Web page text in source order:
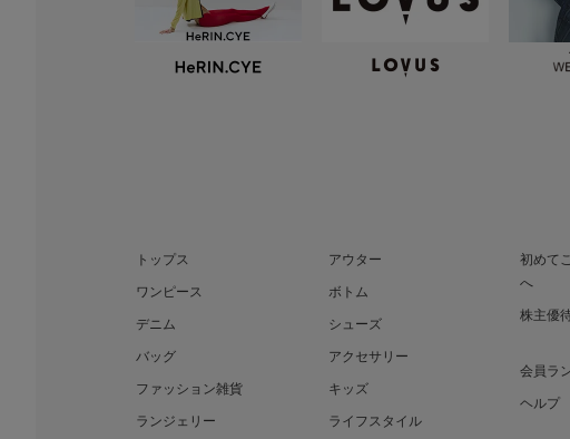
トップス
アウター
ワンピース
ボトム
デニム
シューズ
バッグ
アクセサリー
ファッション雑貨
キッズ
ランジェリー
ライフスタイル
初めて
へ
株主優
会員ラ
ヘルプ